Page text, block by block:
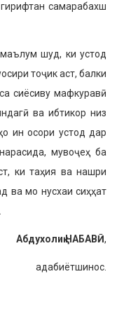
самарабахш
шуд, ки устод
тоҷик аст, балки
сиёсиву мафкуравӣ
ва ибтикор низ
ин осори устод дар
мувоҷеҳ ба
ки таҳия ва нашри
ва мо нусхаи сиҳҳат
Абдухолиқ НАБАВӢ,
адабиётшинос.